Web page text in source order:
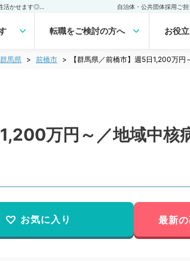
自治体・公共団体採用ご
転職をご検討の方へ お役
群馬県 前橋市 【群馬県／前橋市】週5日1,200万
万円～／地域中
お気に入り 最新